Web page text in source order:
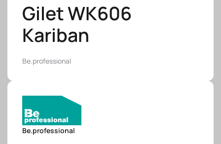
Gilet WK606
Kariban
Be.professional
Be.professional